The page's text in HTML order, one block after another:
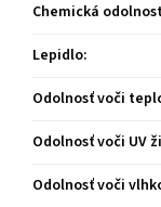
Chemická odolnosť
Lepidlo:
Odolnosť voči
Odolnosť voči UV
Odolnosť voči